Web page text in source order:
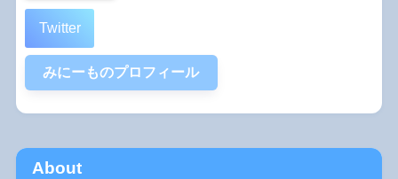
Twitter
みにーものプロフィール
About